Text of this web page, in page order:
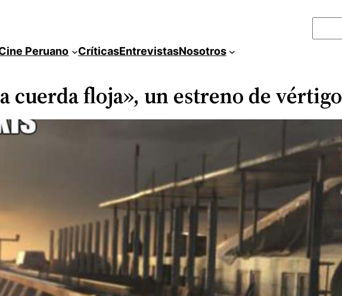
Peruano CríticasEntrevistasNosotros
cuerda floja», un estreno de vértigo